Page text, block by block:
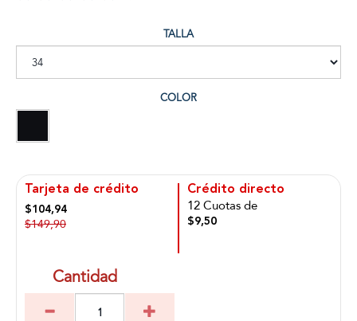
TALLA
COLOR
Tarjeta de crédito
$104,94
$149,90
Crédito directo
12 Cuotas de
$9,50
Cantidad